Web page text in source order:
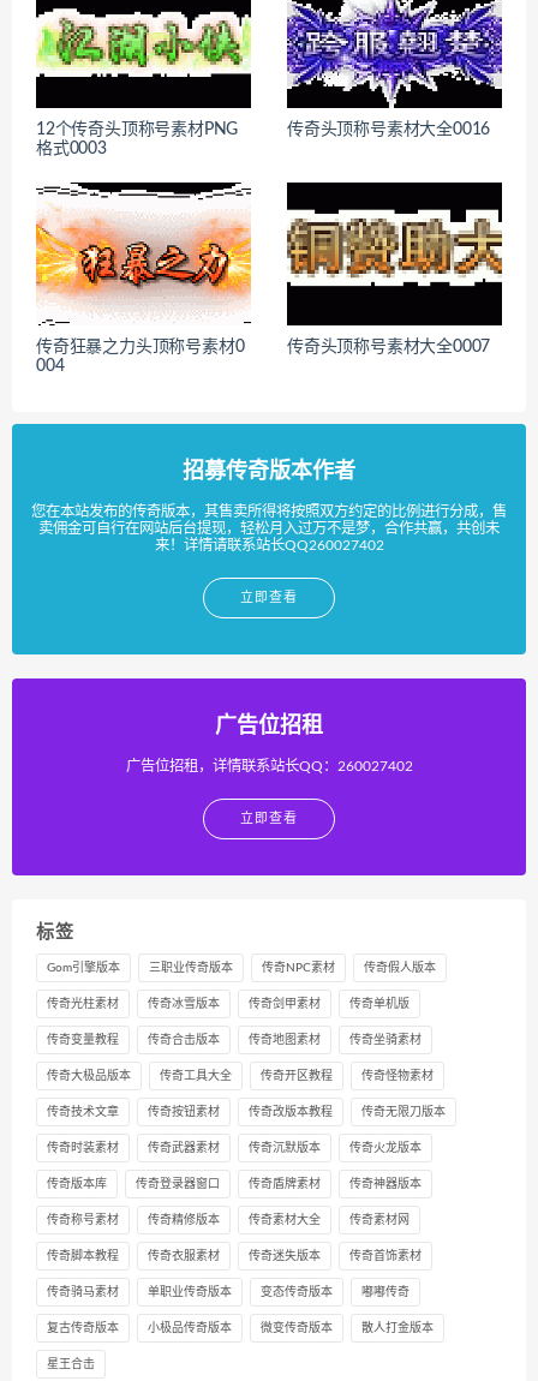
12个传奇头顶称号素材PNG
格式0003
传奇头顶称号素材大全0016
传奇狂暴之力头顶称号素材0
004
传奇头顶称号素材大全0007
招募传奇版本作者
您在本站发布的传奇版本，其售卖所得将按照双方约定的比例进行分成，售
卖佣金可自行在网站后台提现，轻松月入过万不是梦，合作共赢，共创未
来！详情请联系站长QQ260027402
立即查看
广告位招租
广告位招租，详情联系站长QQ：260027402
立即查看
标签
Gom引擎版本 三职业传奇版本 传奇NPC素材 传奇假人版本
传奇光柱素材 传奇冰雪版本 传奇剑甲素材 传奇单机版
传奇变量教程 传奇合击版本 传奇地图素材 传奇坐骑素材
传奇大极品版本 传奇工具大全 传奇开区教程 传奇怪物素材
传奇技术文章 传奇按钮素材 传奇改版本教程 传奇无限刀版本
传奇时装素材 传奇武器素材 传奇沉默版本 传奇火龙版本
传奇版本库 传奇登录器窗口 传奇盾牌素材 传奇神器版本
传奇称号素材 传奇精修版本 传奇素材大全 传奇素材网
传奇脚本教程 传奇衣服素材 传奇迷失版本 传奇首饰素材
传奇骑马素材 单职业传奇版本 变态传奇版本 嘟嘟传奇
复古传奇版本 小极品传奇版本 微变传奇版本 散人打金版本
星王合击